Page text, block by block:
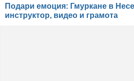
Подари емоция: Гмуркане в
инструктор, видео и грамота